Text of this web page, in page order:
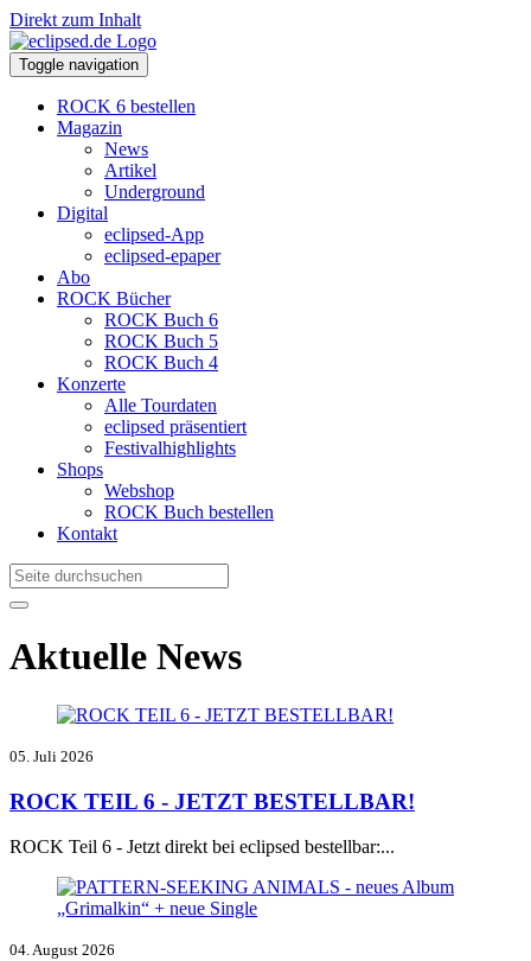
Direkt zum Inhalt
Toggle navigation
ROCK 6 bestellen
Magazin
News
Artikel
Underground
Digital
eclipsed-App
eclipsed-epaper
Abo
ROCK Bücher
ROCK Buch 6
ROCK Buch 5
ROCK Buch 4
Konzerte
Alle Tourdaten
eclipsed präsentiert
Festivalhighlights
Shops
Webshop
ROCK Buch bestellen
Kontakt
Aktuelle News
05. Juli 2026
ROCK TEIL 6 - JETZT BESTELLBAR!
ROCK Teil 6 - Jetzt direkt bei eclipsed bestellbar:...
04. August 2026